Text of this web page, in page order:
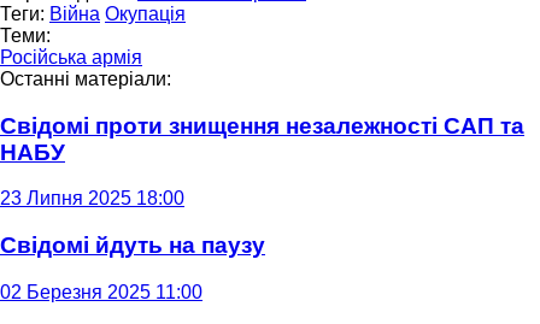
Теги: Війна Окупація
Теми:
Російська армія
Останні матеріали:
Свідомі проти знищення незалежності САП та
НАБУ
23 Липня 2025 18:00
Свідомі йдуть на паузу
02 Березня 2025 11:00